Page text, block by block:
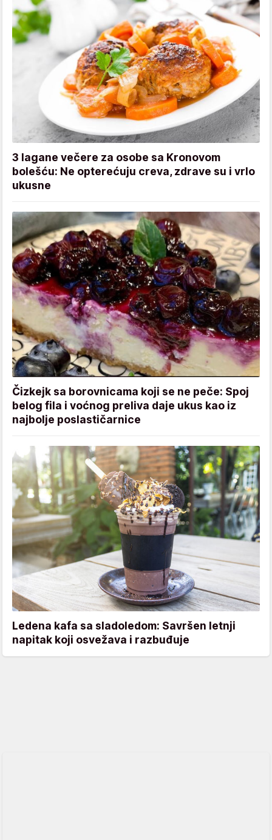
3 lagane večere za osobe sa Kronovom
bolešću: Ne opterećuju creva, zdrave su i vrlo
ukusne
Čizkejk sa borovnicama koji se ne peče: Spoj
belog fila i voćnog preliva daje ukus kao iz
najbolje poslastičarnice
Ledena kafa sa sladoledom: Savršen letnji
napitak koji osvežava i razbuđuje